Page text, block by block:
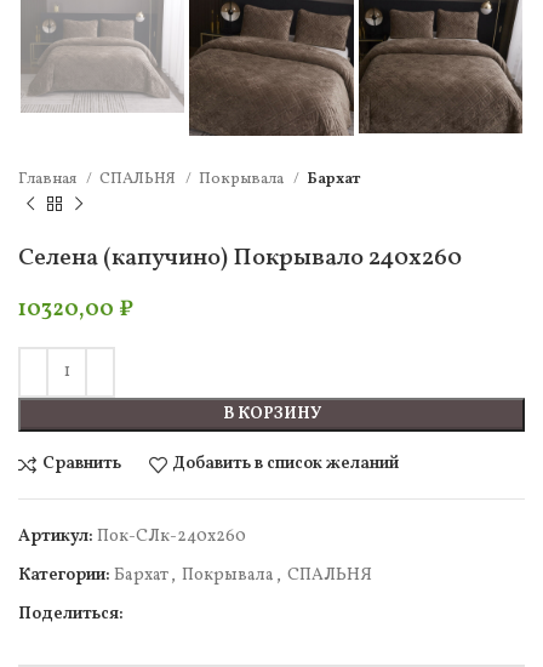
Главная СПАЛЬНЯ Покрывала Бархат
Селена (капучино) Покрывало 240х260
10320,00 ₽
В КОРЗИНУ
Сравнить Добавить в список желаний
Артикул: Пок-СЛк-240х260
Категории: Бархат, Покрывала , СПАЛЬНЯ
Поделиться: